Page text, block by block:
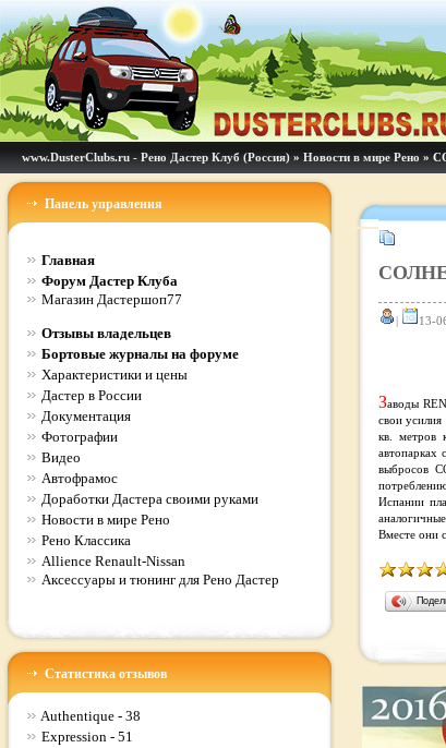
www.DusterClubs.ru - Рено Дастер Клуб (Россия) » Новости в мире Рено »
Панель управления
Главная
Форум Дастер Клуба
Магазин Дастершоп77
Отзывы владельцев
Бортовые журналы на форуме
Характеристики и цены
Дастер в России
Документация
Фотографии
Видео
Автофрамос
Доработки Дастера своими руками
Новости в мире Рено
Рено Классика
Allience Renault-Nissan
Аксессуары и тюнинг для Рено Дастер
Статистика отзывов
Authentique - 38
Expression - 51
| 13-
Заводы
свои
кв. метров
автопарках
выбросов
Испании
Вместе они